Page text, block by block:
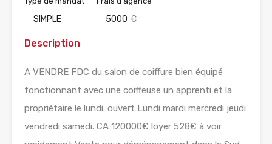
SIMPLE 5000 €
Description
A VENDRE FDC du salon de coiffure bien équipé
fonctionnant avec une coiffeuse un apprenti et la
propriétaire le lundi. ouvert Lundi mardi mercredi jeudi
vendredi samedi. CA 120000€ loyer 528€ à voir